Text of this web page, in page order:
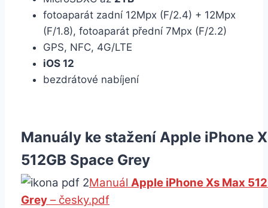
fotoaparát zadní 12Mpx (F/2.4) + 12Mpx
(F/1.8), fotoaparát přední 7Mpx (F/2.2)
GPS, NFC, 4G/LTE
iOS 12
bezdrátové nabíjení
Manuály ke stažení Apple iPhone
512GB Space Grey
Manuál Apple iPhone Xs Max
Grey – česky.pdf